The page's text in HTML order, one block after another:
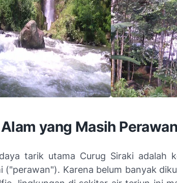
yang Masih Perawan
tarik utama Curug Siraki adalah
("perawan"). Karena belum banyak